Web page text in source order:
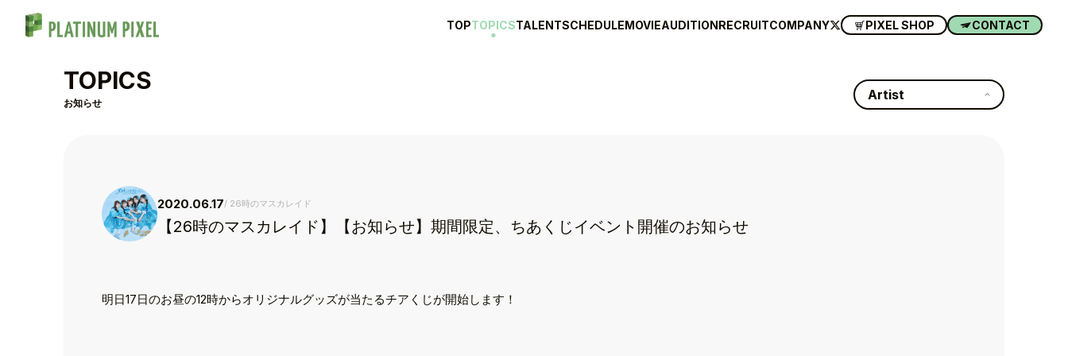
TOPTOPICSTALENTSCHEDULEMOVIEAUDITIONRECRUITCOMPANY PIXEL SHOP CONTACT
TOPICS
お知らせ
Artist
2020.06.17 26時のマスカレイド
【26時のマスカレイド】【お知らせ】期間限定、ちあくじイベント開催のお知らせ
明日17日のお昼の12時からオリジナルグッズが当たるチアくじが開始します！